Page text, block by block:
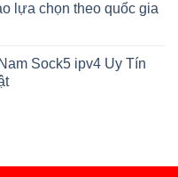
lựa chọn theo quốc gia
Sock5 ipv4 Uy Tín